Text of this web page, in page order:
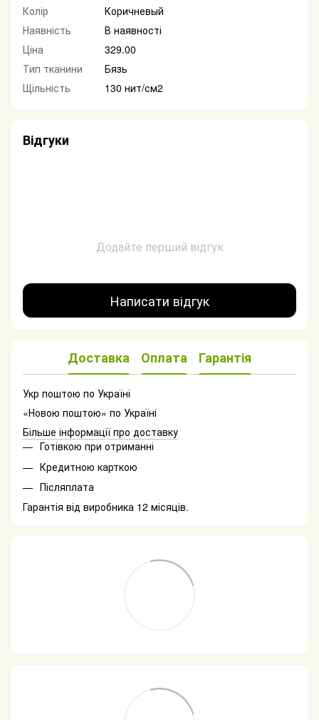
Колір
Коричневый
Наявність
В наявності
Ціна
329.00
Тип тканини
Бязь
Щільність
130 нит/см2
Відгуки
Додайте перший відгук
Написати відгук
Доставка Оплата Гарантія
Укр поштою по Україні
«Новою поштою» по Україні
Більше інформації про доставку
Готівкою при отриманні
Кредитною карткою
Післяплата
Гарантія від виробника 12 місяців.